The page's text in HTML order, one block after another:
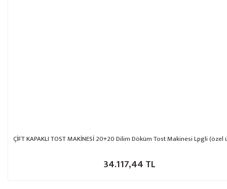
ÇİFT KAPAKLI TOST MAKİNESİ 20+20 Dilim Döküm Tost Makinesi Lpgli
34.117,44 TL